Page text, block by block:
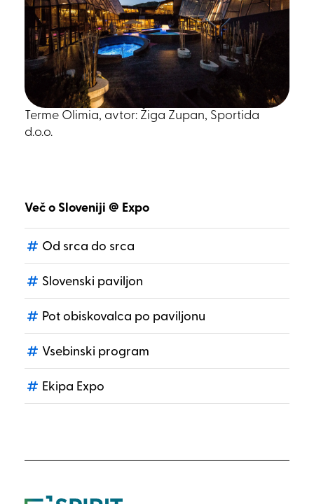
Terme Olimia, avtor: Žiga Zupan, Sportida
d.o.o.
Več o Sloveniji @ Expo
Od srca do srca
Slovenski paviljon
Pot obiskovalca po paviljonu
Vsebinski program
Ekipa Expo